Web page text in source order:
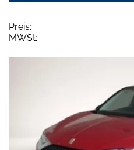
Preis:
MWSt: